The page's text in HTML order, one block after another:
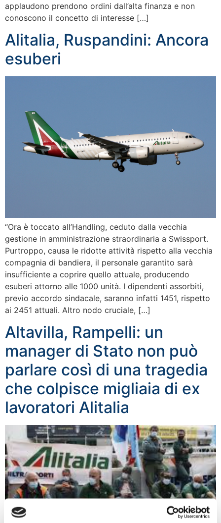
applaudono prendono ordini dall’alta finanza e non
conoscono il concetto di interesse […]
Alitalia, Ruspandini: Ancora
esuberi
“Ora è toccato all’Handling, ceduto dalla vecchia
gestione in amministrazione straordinaria a Swissport.
Purtroppo, causa le ridotte attività rispetto alla vecchia
compagnia di bandiera, il personale garantito sarà
insufficiente a coprire quello attuale, producendo
esuberi attorno alle 1000 unità. I dipendenti assorbiti,
previo accordo sindacale, saranno infatti 1451, rispetto
ai 2451 attuali. Altro nodo cruciale, […]
Altavilla, Rampelli: un
manager di Stato non può
parlare così di una tragedia
che colpisce migliaia di ex
lavoratori Alitalia